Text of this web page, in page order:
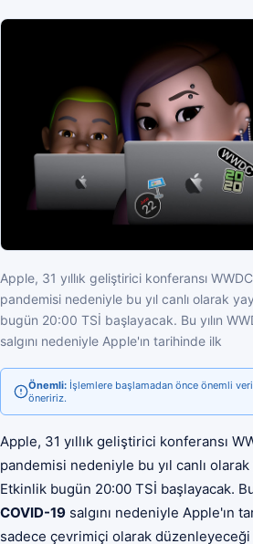
Apple, 31 yıllık geliştirici konferansı
pandemisi nedeniyle bu yıl canlı olarak
bugün 20:00 TSİ başlayacak. Bu yılın
salgını nedeniyle Apple'ın tarihinde ilk
Önemli: İşlemlere başlamadan önce önemli
öneririz.
Apple, 31 yıllık geliştirici konferansı
pandemisi nedeniyle bu yıl canlı olarak
Etkinlik bugün 20:00 TSİ başlayacak.
COVID-19 salgını nedeniyle Apple'ın
sadece çevrimiçi olarak